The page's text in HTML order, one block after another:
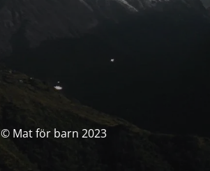
© Mat för barn 2023